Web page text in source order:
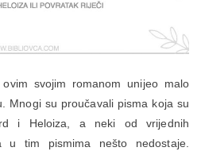
svojim romanom unijeo malo
Mnogi su proučavali pisma koja su
i Heloiza, a neki od vrijednih
u tim pismima nešto nedostaje.